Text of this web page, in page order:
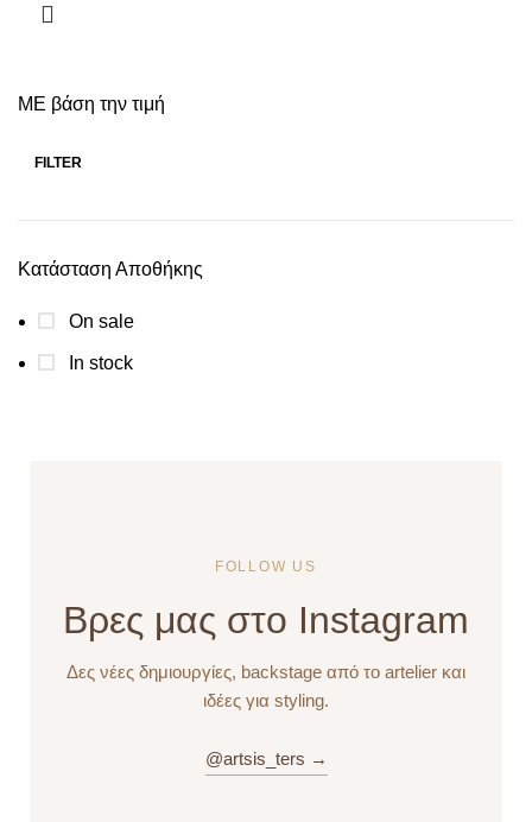
ΜΕ βάση την τιμή
FILTER
Κατάσταση Αποθήκης
On sale
In stock
FOLLOW US
Βρες μας στο Instagram
Δες νέες δημιουργίες, backstage από το artelier και
ιδέες για styling.
@artsis_ters →